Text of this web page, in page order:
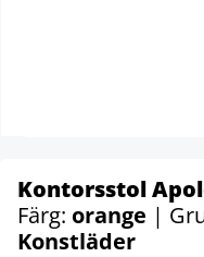
Kontorsstol
Färg: orange |
Konstläder